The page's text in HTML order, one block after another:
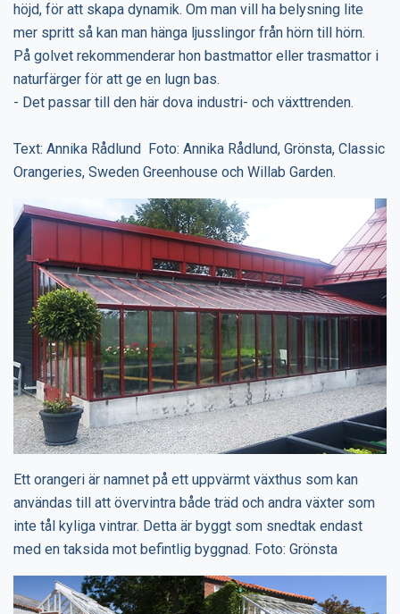
höjd, för att skapa dynamik. Om man vill ha belysning lite
mer spritt så kan man hänga ljusslingor från hörn till hörn.
På golvet rekommenderar hon bastmattor eller trasmattor i
naturfärger för att ge en lugn bas.
- Det passar till den här dova industri- och växttrenden.
Text: Annika Rådlund Foto: Annika Rådlund, Grönsta, Classic
Orangeries, Sweden Greenhouse och Willab Garden.
Ett orangeri är namnet på ett uppvärmt växthus som kan
användas till att övervintra både träd och andra växter som
inte tål kyliga vintrar. Detta är byggt som snedtak endast
med en taksida mot befintlig byggnad. Foto: Grönsta